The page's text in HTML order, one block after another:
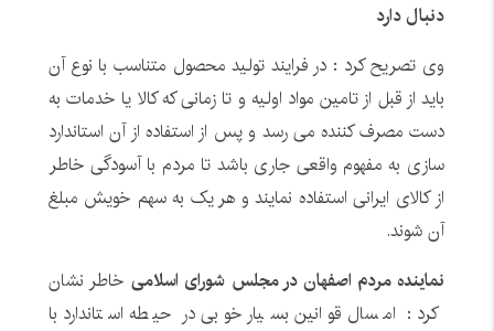
دنبال دارد
وی تصریح کرد : در فرایند تولید محصول متناسب با نوع آن
باید از قبل از تامین مواد اولیه و تا زمانی که کالا یا خدمات به
دست مصرف کننده می رسد و پس از استفاده از آن استاندارد
سازی به مفهوم واقعی جاری باشد تا مردم با آسودگی خاطر
از کالای ایرانی استفاده نمایند و هر یک به سهم خویش مبلغ
آن شوند.
نماینده مردم اصفهان در مجلس شورای اسلامیخاطر نشان
کرد : امسال قوانین بسیار خوبی در حیطه استاندارد با